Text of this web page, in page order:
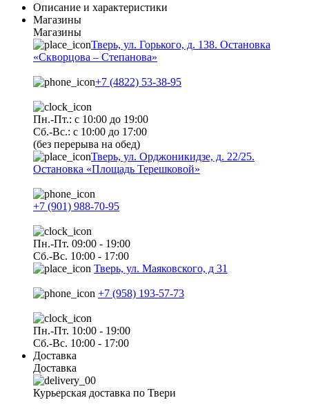
Описание и характеристики
Магазины
Магазины
Тверь, ул. Горького, д. 138. Остановка
«Скворцова – Степанова»
+7 (4822) 53-38-95
Пн.-Пт.: с 10:00 до 19:00
Сб.-Вс.: с 10:00 до 17:00
(без перерыва на обед)
Тверь, ул. Орджоникидзе, д. 22/25.
Остановка «Площадь Терешковой»
+7 (901) 988-70-95
Пн.-Пт. 09:00 - 19:00
Сб.-Вс. 10:00 - 17:00
Тверь, ул. Маяковского, д 31
+7 (958) 193-57-73
Пн.-Пт. 10:00 - 19:00
Сб.-Вс. 10:00 - 17:00
Доставка
Доставка
Курьерская доставка по Твери